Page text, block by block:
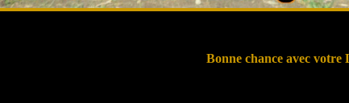
Bonne chance avec votre